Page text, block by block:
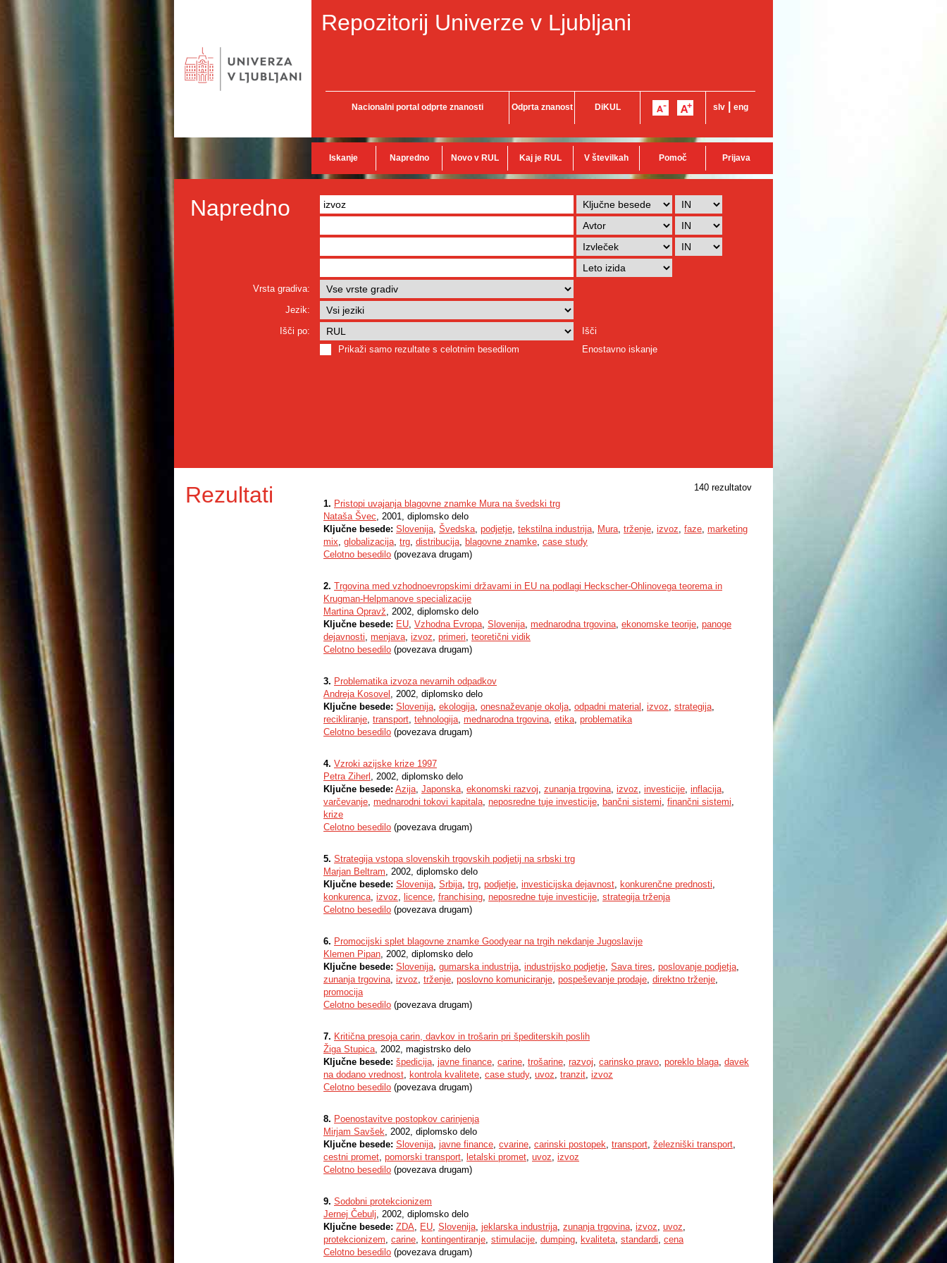
Repozitorij Univerze v Ljubljani
Nacionalni portal odprte znanosti Odprta znanost DiKUL slv eng
Iskanje Napredno Novo v RUL Kaj je RUL V številkah Pomoč Prijava
Napredno
Vrsta gradiva:
Jezik:
Išči po:
Išči
Prikaži samo rezultate s celotnim besedilom
Enostavno iskanje
Rezultati
140 rezultatov
1. Pristopi uvajanja blagovne znamke Mura na švedski trg
Nataša Švec, 2001, diplomsko delo
Ključne besede: Slovenija, Švedska, podjetje, tekstilna industrija, Mura, trženje, izvoz, faze, marketing
mix, globalizacija, trg, distribucija, blagovne znamke, case study
Celotno besedilo (povezava drugam)
2. Trgovina med vzhodnoevropskimi državami in EU na podlagi Heckscher-Ohlinovega teorema in
Krugman-Helpmanove specializacije
Martina Opravž, 2002, diplomsko delo
Ključne besede: EU, Vzhodna Evropa, Slovenija, mednarodna trgovina, ekonomske teorije, panoge
dejavnosti, menjava, izvoz, primeri, teoretični vidik
Celotno besedilo (povezava drugam)
3. Problematika izvoza nevarnih odpadkov
Andreja Kosovel , 2002, diplomsko delo
Ključne besede: Slovenija, ekologija, onesnaževanje okolja, odpadni material , izvoz, strategija,
recikliranje, transport, tehnologija, mednarodna trgovina, etika, problematika
Celotno besedilo (povezava drugam)
4. Vzroki azijske krize 1997
Petra Ziherl , 2002, diplomsko delo
Ključne besede: Azija, Japonska, ekonomski razvoj, zunanja trgovina, izvoz, investicije, inflacija,
varčevanje, mednarodni tokovi kapitala, neposredne tuje investicije, bančni sistemi, finančni sistemi,
krize
Celotno besedilo (povezava drugam)
5. Strategija vstopa slovenskih trgovskih podjetij na srbski trg
Marjan Beltram, 2002, diplomsko delo
Ključne besede: Slovenija, Srbija, trg, podjetje, investicijska dejavnost, konkurenčne prednosti,
konkurenca, izvoz, licence, franchising, neposredne tuje investicije, strategija trženja
Celotno besedilo (povezava drugam)
6. Promocijski splet blagovne znamke Goodyear na trgih nekdanje Jugoslavije
Klemen Pipan, 2002, diplomsko delo
Ključne besede: Slovenija, gumarska industrija, industrijsko podjetje, Sava tires, poslovanje podjetja,
zunanja trgovina, izvoz, trženje, poslovno komuniciranje, pospeševanje prodaje, direktno trženje,
promocija
Celotno besedilo (povezava drugam)
7. Kritična presoja carin, davkov in trošarin pri špediterskih poslih
Žiga Stupica, 2002, magistrsko delo
Ključne besede: špedicija, javne finance, carine, trošarine, razvoj, carinsko pravo, poreklo blaga, davek
na dodano vrednost, kontrola kvalitete, case study, uvoz, tranzit, izvoz
Celotno besedilo (povezava drugam)
8. Poenostavitve postopkov carinjenja
Mirjam Savšek, 2002, diplomsko delo
Ključne besede: Slovenija, javne finance, cvarine, carinski postopek, transport, železniški transport,
cestni promet, pomorski transport, letalski promet, uvoz, izvoz
Celotno besedilo (povezava drugam)
9. Sodobni protekcionizem
Jernej Čebulj, 2002, diplomsko delo
Ključne besede: ZDA, EU, Slovenija, jeklarska industrija, zunanja trgovina, izvoz, uvoz,
protekcionizem, carine, kontingentiranje, stimulacije, dumping, kvaliteta, standardi, cena
Celotno besedilo (povezava drugam)